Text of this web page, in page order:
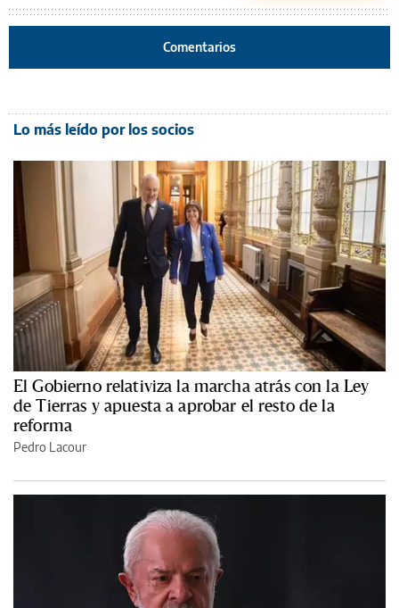
Comentarios
Lo más leído por los socios
El Gobierno relativiza la marcha atrás con la Ley
de Tierras y apuesta a aprobar el resto de la
reforma
Pedro Lacour